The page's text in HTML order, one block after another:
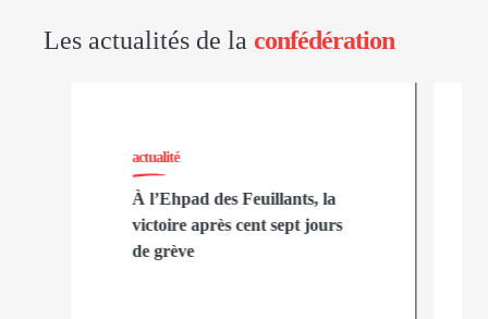
Les actualités de la confédération
actualité
À l’Ehpad des Feuillants, la
victoire après cent sept jours
de grève